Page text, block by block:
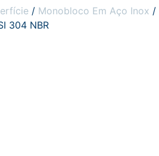
/ Monobloco Em Aço Inox /
304 NBR